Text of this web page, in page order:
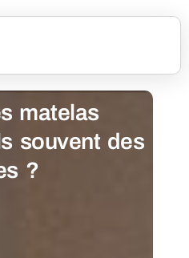
matelas
souvent des
?